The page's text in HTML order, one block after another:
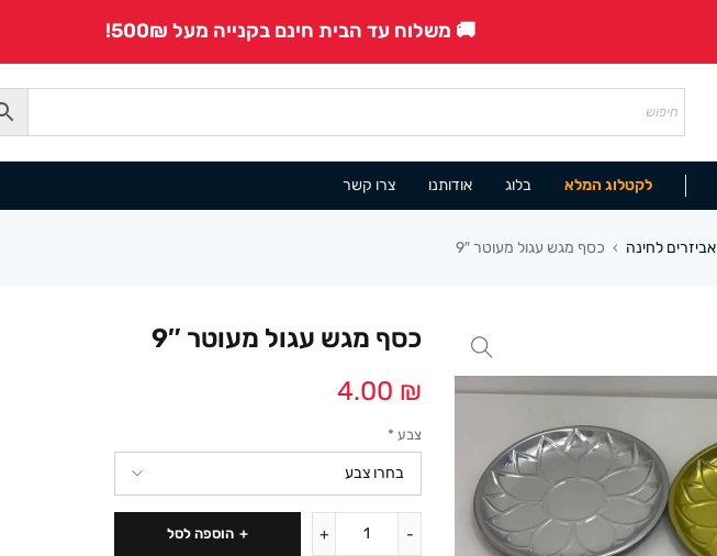
🚚 משלוח עד הבית חינם בקנייה מעל 500₪!
לקטלוג המלא בלוג אודותנו צרו קשר
אביזרים לחינה › כסף מגש עגול מעוטר 9″
כסף מגש עגול מעוטר 9″
4.00 ₪
צבע *
הוספה לסל